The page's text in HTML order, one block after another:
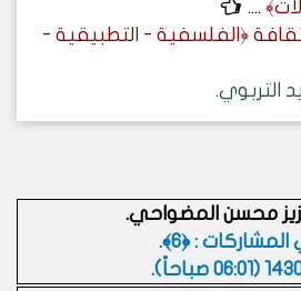
....
﴿الفلسفية - التطبيقية -
التربوي.
محسن المضواحي.
: ﴿6﴾.
صباحاً)
.